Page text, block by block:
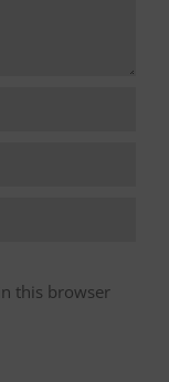
this browser